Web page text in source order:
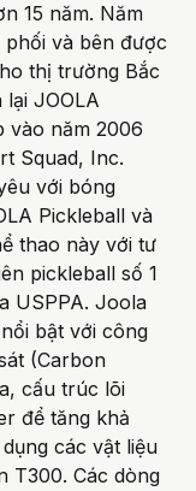
15 năm. Năm
và bên được
thị trường Bắc
JOOLA
vào năm 2006
Squad, Inc.
với bóng
Pickleball và
thao này với tư
pickleball số 1
USPPA. Joola
bật với công
(Carbon
cấu trúc lõi
để tăng khả
các vật liệu
T300. Các dòng